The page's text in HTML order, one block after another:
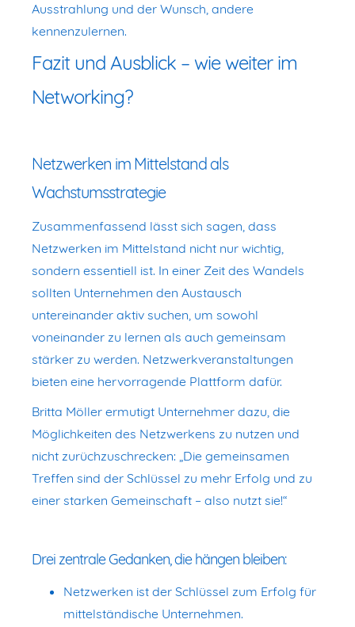
Ausstrahlung und der Wunsch, andere
kennenzulernen.
Fazit und Ausblick – wie weiter im
Networking?
Netzwerken im Mittelstand als
Wachstumsstrategie
Zusammenfassend lässt sich sagen, dass
Netzwerken im Mittelstand nicht nur wichtig,
sondern essentiell ist. In einer Zeit des Wandels
sollten Unternehmen den Austausch
untereinander aktiv suchen, um sowohl
voneinander zu lernen als auch gemeinsam
stärker zu werden. Netzwerkveranstaltungen
bieten eine hervorragende Plattform dafür.
Britta Möller ermutigt Unternehmer dazu, die
Möglichkeiten des Netzwerkens zu nutzen und
nicht zurüchzuschrecken: „Die gemeinsamen
Treffen sind der Schlüssel zu mehr Erfolg und zu
einer starken Gemeinschaft – also nutzt sie!“
Drei zentrale Gedanken, die hängen bleiben:
Netzwerken ist der Schlüssel zum Erfolg für
mittelständische Unternehmen.